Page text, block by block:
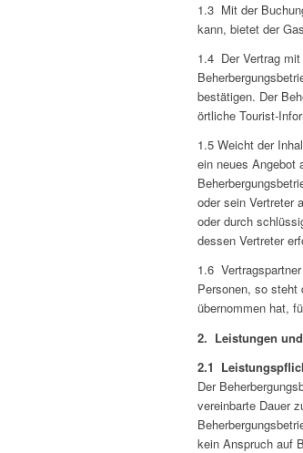
1.3 Mit der
kann, bietet der
1.4 Der Vertrag
bestätigen. Der
örtliche Tourist-
1.5 Weicht der
ein neues Angebot
oder sein Vertreter
oder durch
dessen Vertreter
1.6
Personen, so steht
übernommen hat,
2. Leistungen
2.1
Der
vereinbarte Dauer
kein Anspruch auf